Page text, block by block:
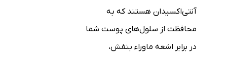
آنتی‌اکسیدان هستند که به
محافظت از سلول‌های پوست شما
در برابر اشعه ماوراء بنفش،